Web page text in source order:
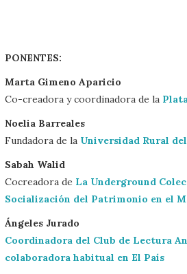
PONENTES:
Marta Gimeno Aparicio
Co-creadora y coordinadora de la
Noelia Barreales
Fundadora de la Universidad Rural
Sabah Walid
Cocreadora de La Underground
Socialización del Patrimonio en el
Ángeles Jurado
Coordinadora del Club de Lectura
colaboradora habitual en El País